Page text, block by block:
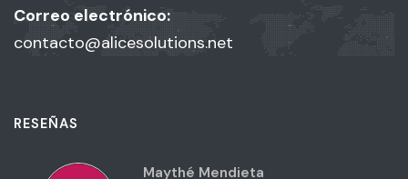
Correo electrónico:
contacto@alicesolutions.net
RESEÑAS
Maythé Mendieta